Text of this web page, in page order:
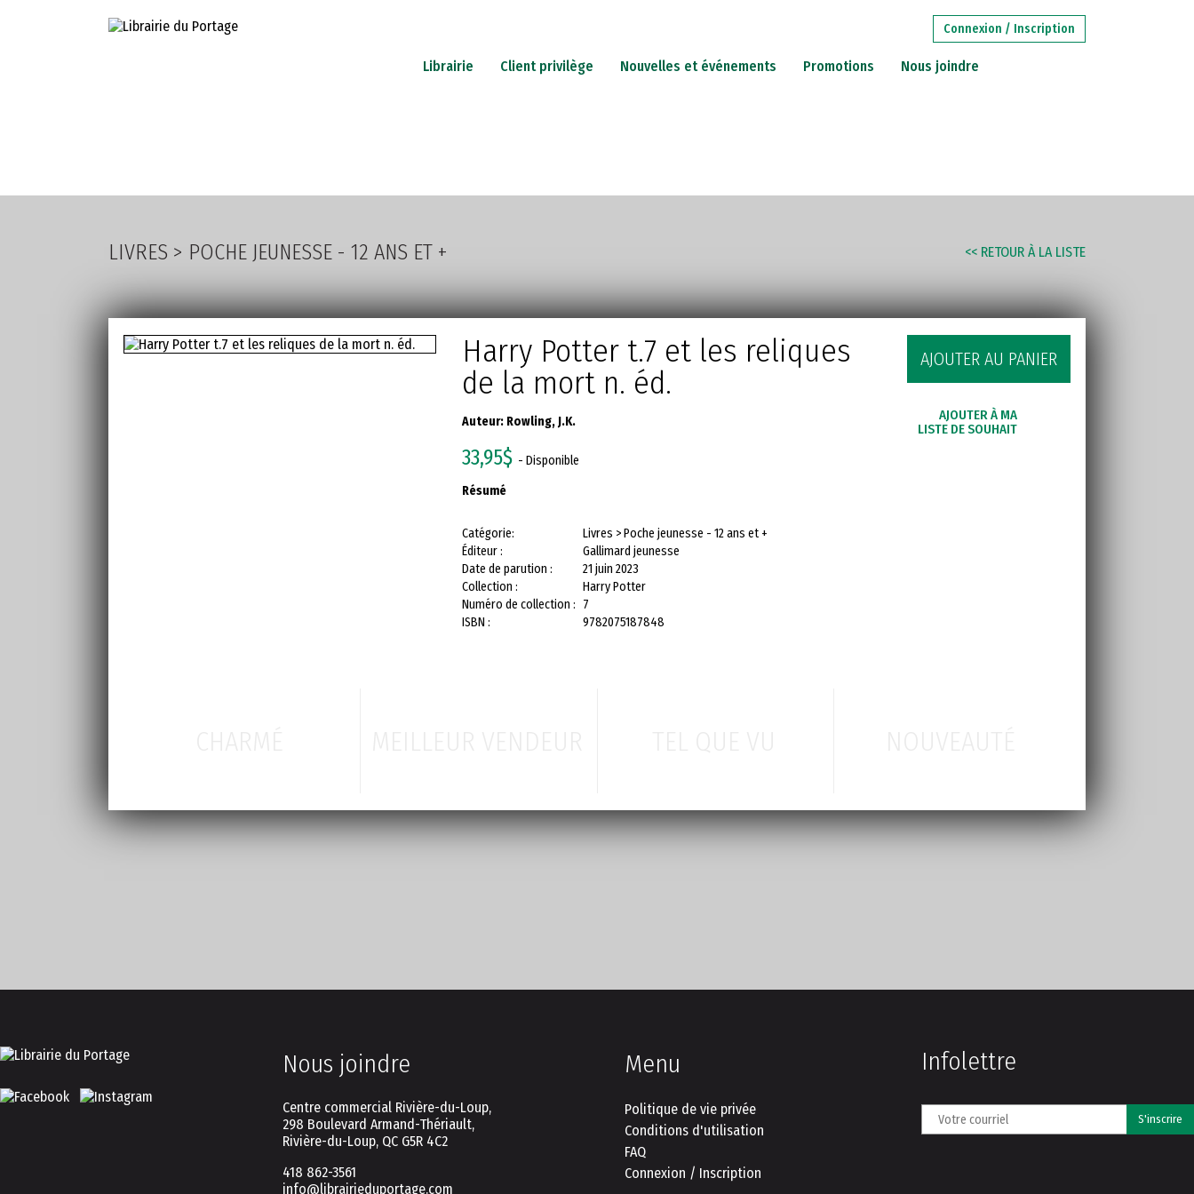
Connexion / Inscription
Librairie Client privilège Nouvelles et événements Promotions Nous joindre
<< RETOUR À LA LISTE
LIVRES > POCHE JEUNESSE - 12 ANS ET +
Harry Potter t.7 et les reliques
de la mort n. éd.
Auteur: Rowling, J.K.
33,95$ - Disponible
Résumé
Catégorie:
Livres > Poche jeunesse - 12 ans et +
Éditeur :
Gallimard jeunesse
Date de parution :
21 juin 2023
Collection :
Harry Potter
Numéro de collection : 7
ISBN :
9782075187848
AJOUTER AU PANIER
AJOUTER À MA
LISTE DE SOUHAIT
Nous joindre
Centre commercial Rivière-du-Loup,
298 Boulevard Armand-Thériault,
Rivière-du-Loup, QC G5R 4C2
418 862-3561
info@librairieduportage.com
Menu
Politique de vie privée
Conditions d'utilisation
FAQ
Connexion / Inscription
Infolettre
S'inscrire